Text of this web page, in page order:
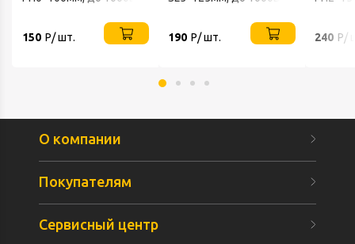
рукоятка REXANT
150 Р/ шт.
рукоятка REXANT
190 Р/ шт.
240 Р/
О компании
Покупателям
Сервисный центр